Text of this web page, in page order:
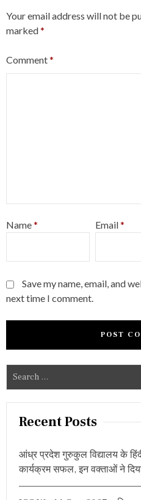
Your email address will not be
marked*
Comment*
Name* Email*
Save my name, email, and
next time I comment.
a
Recent Posts
आंध्र प्रदेश गुरुकुल विद्यालय के
कार्यक्रम सफल, इन वक्ताओं ने